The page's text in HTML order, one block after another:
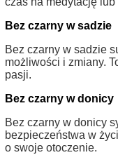
Bez czarny w sadzie
Bez czarny w sadzie
możliwości i zmiany.
pasji.
Bez czarny w donicy
Bez czarny w donicy
bezpieczeństwa w
o swoje otoczenie.